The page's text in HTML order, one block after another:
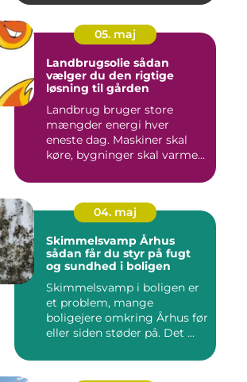
05. maj
Landbrugsolie sådan
vælger du den rigtige
løsning til gården
Landbrug bruger store
mængder energi hver
eneste dag. Maskiner skal
køre, bygninger skal varmes
04. maj
Skimmelsvamp Århus
sådan får du styr på fugt
og sundhed i boligen
Skimmelsvamp i boligen er
et problem, mange
boligejere omkring Århus før
eller siden støder på. Det ...